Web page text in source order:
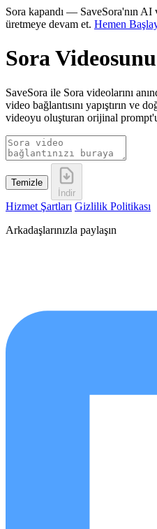
Sora kapandı — SaveSora'nın AI
üretmeye devam et. Hemen
Sora
SaveSora ile Sora videolarını
video bağlantısını yapıştırın ve
videoyu oluşturan orijinal
Temizle
İndir
Hizmet Şartları Gizlilik Politikası
Arkadaşlarınızla paylaşın